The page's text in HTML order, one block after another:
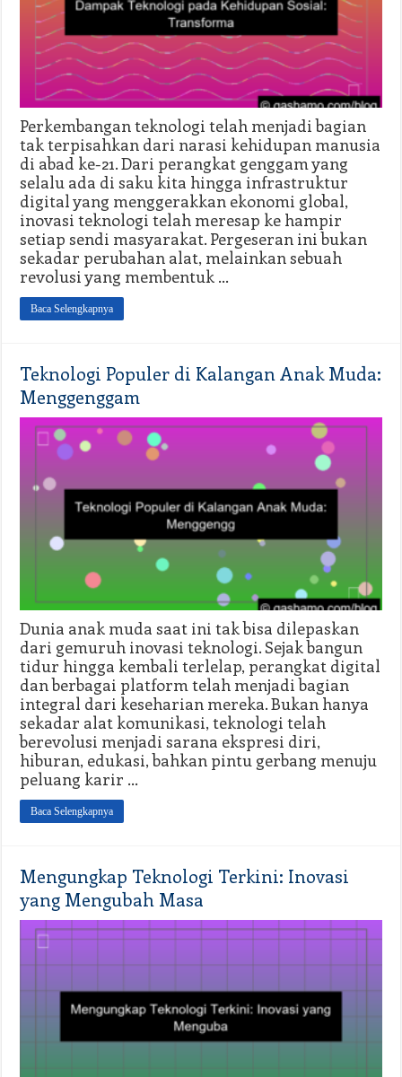
Perkembangan teknologi telah menjadi bagian
tak terpisahkan dari narasi kehidupan manusia
di abad ke-21. Dari perangkat genggam yang
selalu ada di saku kita hingga infrastruktur
digital yang menggerakkan ekonomi global,
inovasi teknologi telah meresap ke hampir
setiap sendi masyarakat. Pergeseran ini bukan
sekadar perubahan alat, melainkan sebuah
revolusi yang membentuk …
Baca Selengkapnya
Teknologi Populer di Kalangan Anak Muda:
Menggenggam
Dunia anak muda saat ini tak bisa dilepaskan
dari gemuruh inovasi teknologi. Sejak bangun
tidur hingga kembali terlelap, perangkat digital
dan berbagai platform telah menjadi bagian
integral dari keseharian mereka. Bukan hanya
sekadar alat komunikasi, teknologi telah
berevolusi menjadi sarana ekspresi diri,
hiburan, edukasi, bahkan pintu gerbang menuju
peluang karir …
Baca Selengkapnya
Mengungkap Teknologi Terkini: Inovasi
yang Mengubah Masa